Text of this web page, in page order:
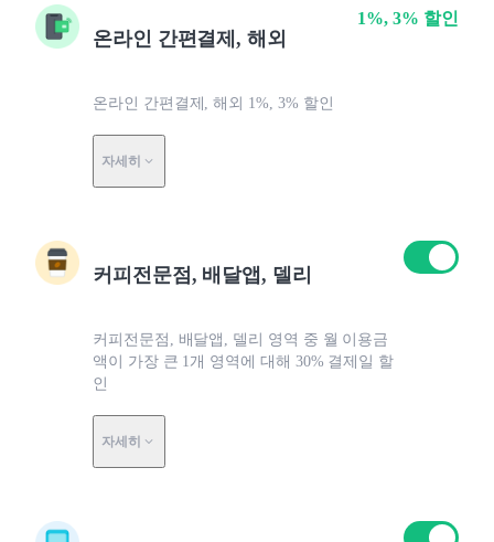
온라인 간편결제, 해외
온라인 간편결제, 해외 1%, 3% 할인
자세히
1%, 3% 할인
커피전문점, 배달앱, 델리
커피전문점, 배달앱, 델리 영역 중 월 이용금
액이 가장 큰 1개 영역에 대해 30% 결제일 할
인
자세히